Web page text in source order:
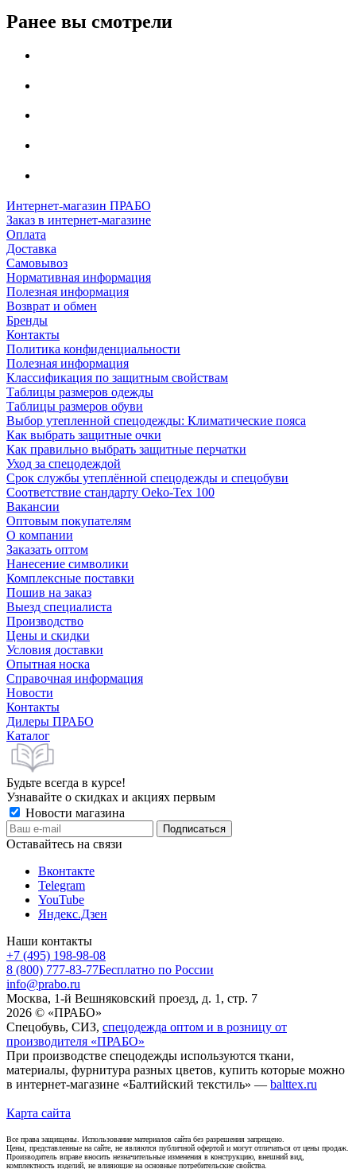
Ранее вы смотрели
Интернет-магазин ПРАБО
Заказ в интернет-магазине
Оплата
Доставка
Самовывоз
Нормативная информация
Полезная информация
Возврат и обмен
Бренды
Контакты
Политика конфиденциальности
Полезная информация
Классификация по защитным свойствам
Таблицы размеров одежды
Таблицы размеров обуви
Выбор утепленной спецодежды: Климатические пояса
Как выбрать защитные очки
Как правильно выбрать защитные перчатки
Уход за спецодеждой
Срок службы утеплённой спецодежды и спецобуви
Соответствие стандарту Oeko-Tex 100
Вакансии
Оптовым покупателям
О компании
Заказать оптом
Нанесение символики
Комплексные поставки
Пошив на заказ
Выезд специалиста
Производство
Цены и скидки
Условия доставки
Опытная носка
Справочная информация
Новости
Контакты
Дилеры ПРАБО
Каталог
Будьте всегда в курсе!
Узнавайте о скидках и акциях первым
Новости магазина
Оставайтесь на связи
Вконтакте
Telegram
YouTube
Яндекс.Дзен
Наши контакты
+7 (495) 198-98-08
8 (800) 777-83-77Бесплатно по России
info@prabo.ru
Москва, 1-й Вешняковский проезд, д. 1, стр. 7
2026 © «ПРАБО»
Спецобувь, СИЗ, спецодежда оптом и в розницу от
производителя «ПРАБО»
При производстве спецодежды используются ткани,
материалы, фурнитура разных цветов, купить которые можно
в интернет-магазине «Балтийский текстиль» — balttex.ru
Карта сайта
Все права защищены. Использование материалов сайта без разрешения запрещено.
Цены, представленные на сайте, не являются публичной офертой и могут отличаться от цены продаж.
Производитель вправе вносить незначительные изменения в конструкцию, внешний вид,
комплектность изделий, не влияющие на основные потребительские свойства.